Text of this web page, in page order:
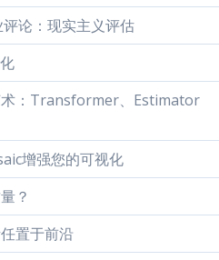
论：现实主义评估
术：Transformer、Estimator
增强您的可视化
？
置于前沿